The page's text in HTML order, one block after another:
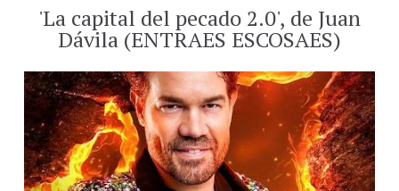
'La capital del pecado 2.0', de Juan
Dávila (ENTRAES ESCOSAES)